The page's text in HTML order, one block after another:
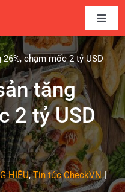
Toggle
chạm mốc 2 tỷ USD
tăng
2 tỷ USD
HIỆU,Tin tức CheckVN |